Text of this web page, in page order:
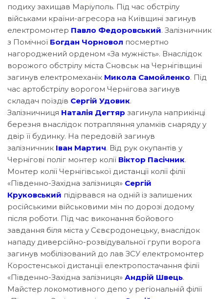
подиху захищав Маріуполь. Під час обстрілу
військами країни-агресора на Київщині загинув
електромонтер Павло Федоровський. Залізничник
з Помічної Богдан Чорновол посмертно
нагороджений орденом «За мужність». Внаслідок
ворожого обстрілу міста Сновськ на Чернігівщині
загинув електромеханік Микола Самойленко. Під
час артобстрілу ворогом Чернігова загинув
складач поїздів Сергій Удовик.
Залізничниця Наталія Дегтяр загинула наприкінці
березня внаслідок потрапляння уламків снаряду у
двір її будинку. На передовій загинув
залізничник Іван Мартич. Від рук окупантів у
Чернігові поліг монтер колії Віктор Пасічник.
Монтер колії Чернігівської дистанції колії філії
«Південно-Західна залізниця» Сергій
Круковський підірвався на одній із залишених
російськими військовими мін по дорозі додому
після роботи. Під час виконання бойового
завдання біля міста у Сєвєродонецьку, внаслідок
нападу диверсійно-розвідувальної групи ворога
загинув мобілізований до лав ЗСУ електромонтер
Коростенської дистанції електропостачання філії
«Південно-Західна залізниця» Андрій Швець.
Майстер локомотивного депо у регіональній філії